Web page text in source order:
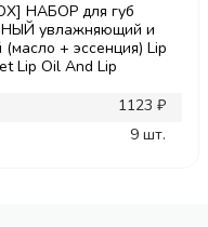
НАБОР для губ
увлажняющий и
+ эссенция) Lip
Lip Oil And Lip
1123 ₽
9 шт.